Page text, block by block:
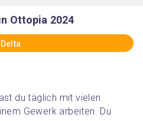
Ottopia 2024
Delta
du täglich mit vielen
Gewerk arbeiten. Du